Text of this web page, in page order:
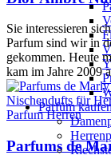
Parfüm
Sie interessieren
Parfum sind wir in
gekommen. Heute
kam im Jahre 2009
Parfum Herren
Parfums de